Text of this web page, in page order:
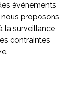
événements
proposons
la surveillance
contraintes